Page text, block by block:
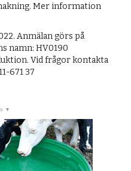
Mer information
Anmälan görs på
namn: HV0190
Vid frågor kontakta
671 37